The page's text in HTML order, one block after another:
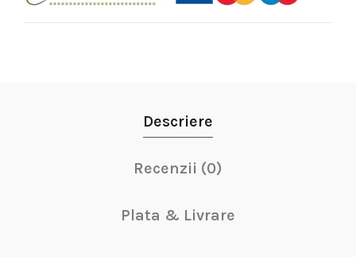
Descriere
Recenzii (0)
Plata & Livrare